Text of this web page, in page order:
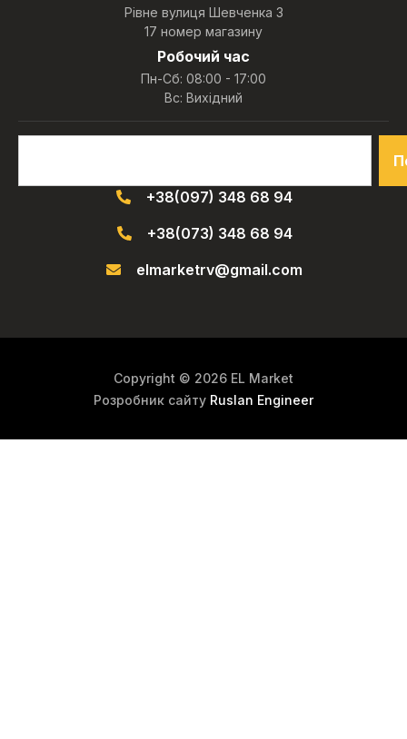
Рівне вулиця Шевченка 3
17 номер магазину
Робочий час
Пн-Сб: 08:00 - 17:00
Вс: Вихідний
+38(097) 348 68 94
+38(073) 348 68 94
elmarketrv@gmail.com
Copyright © 2026 EL Market
Розробник сайту Ruslan Engineer